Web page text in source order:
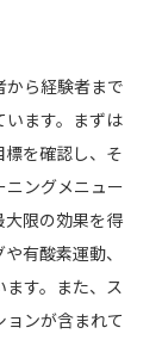
から経験者まで
ます。まずは
を確認し、そ
ニングメニュー
限の効果を得
有酸素運動、
す。また、ス
ョンが含まれて